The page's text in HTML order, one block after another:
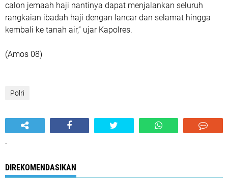
calon jemaah haji nantinya dapat menjalankan seluruh
rangkaian ibadah haji dengan lancar dan selamat hingga
kembali ke tanah air,” ujar Kapolres.
(Amos 08)
Polri
-
DIREKOMENDASIKAN